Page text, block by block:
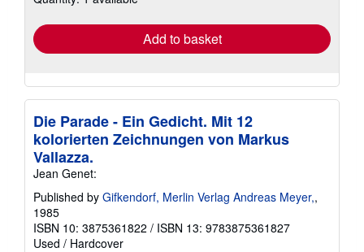
Add to basket
Die Parade - Ein Gedicht. Mit 12
kolorierten Zeichnungen von Markus
Vallazza.
Jean Genet:
Published by Gifkendorf, Merlin Verlag Andreas Meyer,,
1985
ISBN 10: 3875361822 / ISBN 13: 9783875361827
Used / Hardcover